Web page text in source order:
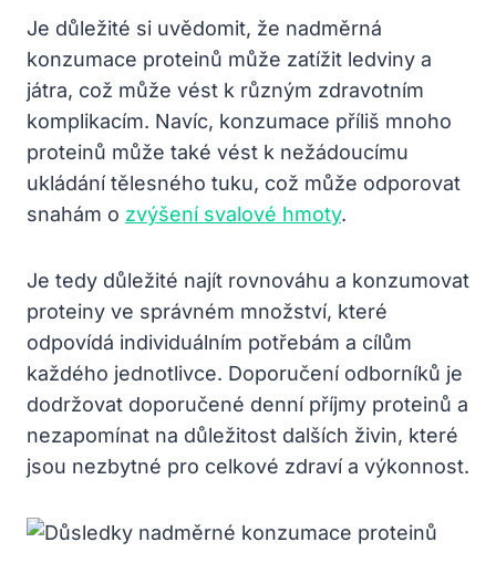
Je důležité si uvědomit, že nadměrná
konzumace proteinů může zatížit ledviny a
játra, což může vést k různým zdravotním
komplikacím. Navíc, konzumace příliš mnoho
proteinů může také vést k nežádoucímu
ukládání tělesného tuku, což může odporovat
snahám o zvýšení svalové hmoty.
Je tedy důležité najít rovnováhu a konzumovat
proteiny ve správném množství, které
odpovídá individuálním potřebám a cílům
každého jednotlivce. Doporučení odborníků je
dodržovat doporučené denní příjmy proteinů a
nezapomínat na důležitost dalších živin, které
jsou nezbytné pro celkové zdraví a výkonnost.